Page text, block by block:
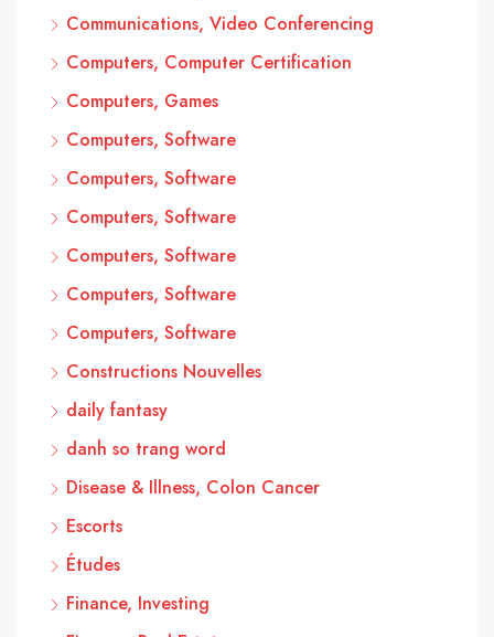
Communications, Video Conferencing
Computers, Computer Certification
Computers, Games
Computers, Software
Computers, Software
Computers, Software
Computers, Software
Computers, Software
Computers, Software
Constructions Nouvelles
daily fantasy
danh so trang word
Disease & Illness, Colon Cancer
Escorts
Études
Finance, Investing